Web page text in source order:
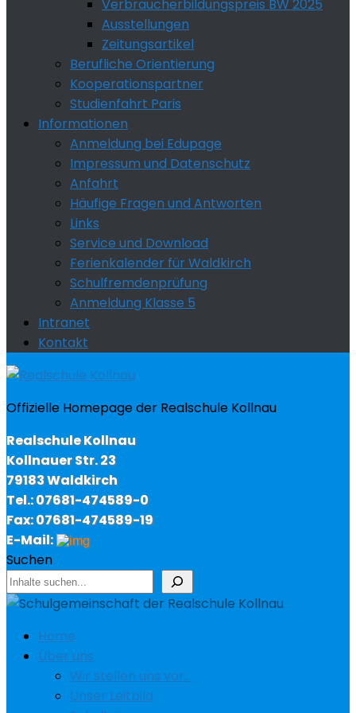
Verbraucherbildungspreis BW 2025
Ausstellungen
Zeitungsartikel
Berufliche Orientierung
Kooperationspartner
Studienfahrt Paris
Informationen
Anmeldung bei Edupage
Impressum und Datenschutz
Anfahrt
Häufige Fragen und Antworten
Links
Service und Download
Ferienkalender für Waldkirch
Schulfremdenprüfung
Anmeldung Klasse 5
Intranet
Kontakt
Offizielle Homepage der Realschule Kollnau
Realschule Kollnau
Kollnauer Str. 23
79183 Waldkirch
Tel.: 07681-474589-0
Fax: 07681-474589-19
E-Mail:
Suchen
Home
Über uns
Wir stellen uns vor…
Unser Leitbild